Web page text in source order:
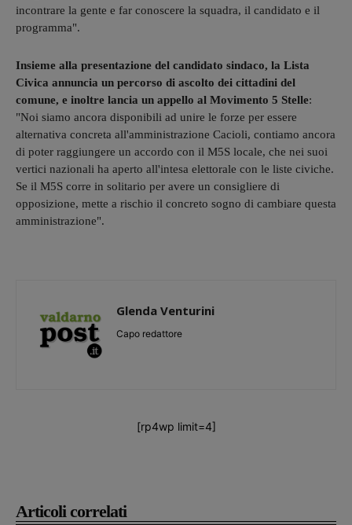
Articoli correlati
incontrare la gente e far conoscere la squadra, il candidato e il
programma".
Insieme alla presentazione del candidato sindaco, la Lista
Civica annuncia un percorso di ascolto dei cittadini del
comune, e inoltre lancia un appello al Movimento 5 Stelle:
"Noi siamo ancora disponibili ad unire le forze per essere
alternativa concreta all'amministrazione Cacioli, contiamo ancora
di poter raggiungere un accordo con il M5S locale, che nei suoi
vertici nazionali ha aperto all'intesa elettorale con le liste civiche.
Se il M5S corre in solitario per avere un consigliere di
opposizione, mette a rischio il concreto sogno di cambiare questa
amministrazione".
Glenda Venturini
Capo redattore
[rp4wp limit=4]